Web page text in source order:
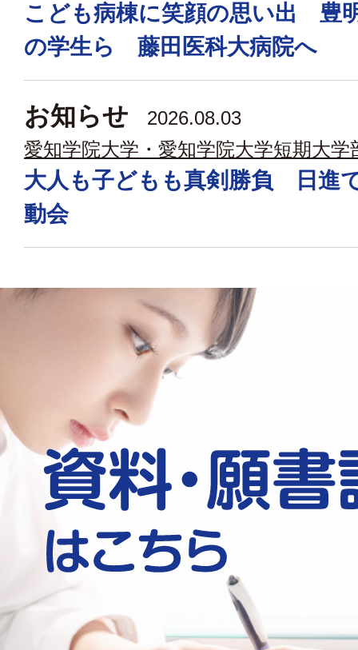
こども病棟に笑顔の思い出 豊
の学生ら 藤田医科大病院へ
お知らせ
2026.08.03
愛知学院大学・愛知学院大学短期大学
大人も子どもも真剣勝負 日進
動会